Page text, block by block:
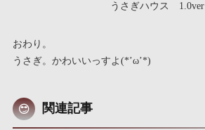
うさぎハウス 1.0ver
おわり。
うさぎ。かわいいっすよ(*’ω’*)
関連記事